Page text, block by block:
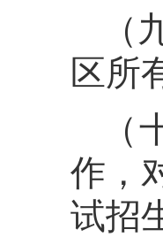
区所
作，
试招